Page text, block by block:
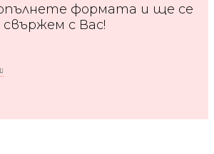
формата и ще се
свържем с Вас!